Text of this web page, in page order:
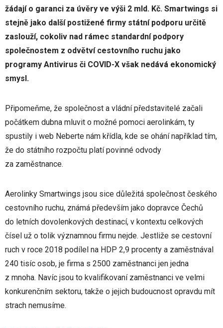
žádají o garanci za úvěry ve výši 2 mld. Kč. Smartwings si
stejně jako další postižené firmy státní podporu určitě
zaslouží, cokoliv nad rámec standardní podpory
společnostem z odvětví cestovního ruchu jako
programy Antivirus či COVID-X však nedává ekonomický
smysl.
Připomeňme, že společnost a vládní představitelé začali
počátkem dubna mluvit o možné pomoci aerolinkám, ty
spustily i web Neberte nám křídla, kde se ohání například tím,
že do státního rozpočtu platí povinné odvody
za zaměstnance.
Aerolinky Smartwings jsou sice důležitá společnost českého
cestovního ruchu, známá především jako dopravce Čechů
do letních dovolenkových destinací, v kontextu celkových
čísel už o tolik významnou firmu nejde. Jestliže se cestovní
ruch v roce 2018 podílel na HDP 2,9 procenty a zaměstnával
240 tisíc osob, je firma s 2500 zaměstnanci jen jedna
z mnoha. Navíc jsou to kvalifikovaní zaměstnanci ve velmi
konkurenčním sektoru, takže o jejich budoucnost opravdu mít
strach nemusíme.